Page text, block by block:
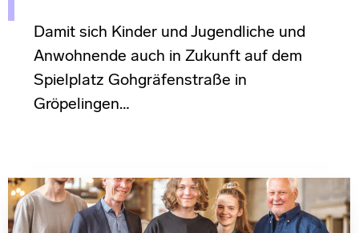
Damit sich Kinder und Jugendliche und
Anwohnende auch in Zukunft auf dem
Spielplatz Gohgräfenstraße in
Gröpelingen…